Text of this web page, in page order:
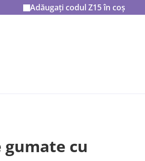
Adăugați codul Z15în coș
cu